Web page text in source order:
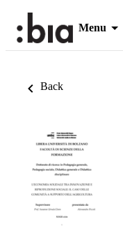
Menu
Back